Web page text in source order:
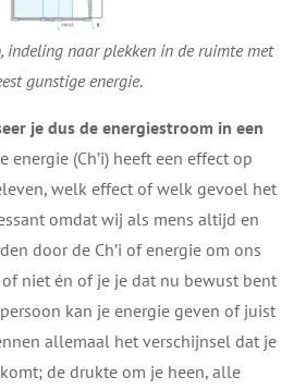
indeling naar plekken in de ruimte met
gunstige energie.
je dus de energiestroom in een
energie (Ch’i) heeft een effect op
welk effect of welk gevoel het
omdat wij als mens altijd en
door de Ch’i of energie om ons
niet én of je je dat nu bewust bent
kan je energie geven of juist
allemaal het verschijnsel dat je
de drukte om je heen, alle